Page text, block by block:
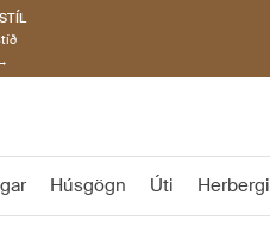
Húsgögn Úti Herbergi